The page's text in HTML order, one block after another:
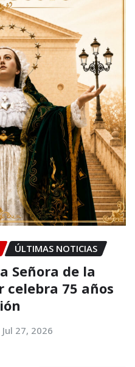
ÚLTIMAS NOTICIAS
Señora de la
celebra 75 años
Jul 27, 2026